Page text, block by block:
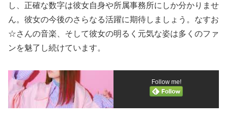
し、正確な数字は彼女自身や所属事務所にしか分かりませ
ん。彼女の今後のさらなる活躍に期待しましょう。なすお
☆さんの音楽、そして彼女の明るく元気な姿は多くのファ
ンを魅了し続けています。
Follow me!